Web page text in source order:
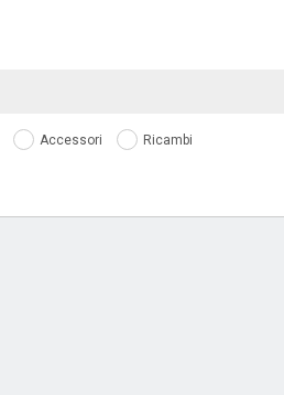
Accessori Ricambi